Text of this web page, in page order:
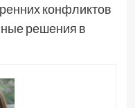
конфликтов
решения в